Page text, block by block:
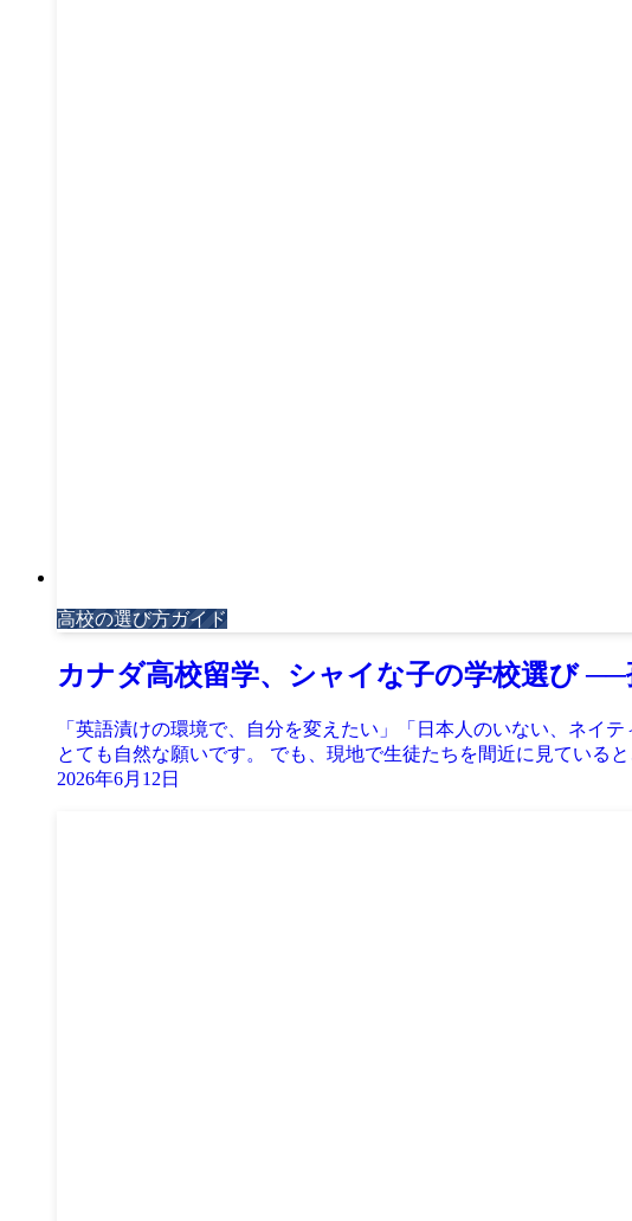
高校の選び方ガイド
カナダ高校留学、シャイな子の学校選び
「英語漬けの環境で、自分を変えたい」「日本人のいない、ネイ
とても自然な願いです。 でも、現地で生徒たちを間近に見ている
2026年6月12日